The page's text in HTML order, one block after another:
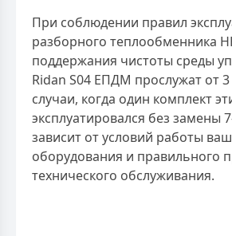
При соблюдении правил
разборного теплообменника
поддержания чистоты среды
Ridan S04 ЕПДМ прослужат от 3
случаи, когда один комплект
эксплуатировался без замены
зависит от условий работы
оборудования и правильного
технического обслуживания.